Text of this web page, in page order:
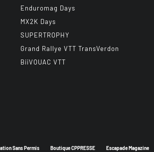
Enduromag Days
MX2K Days
SUPERTROPHY
Grand Rallye VTT TransVerdon
BiiVOUAC VTT
Sans Permis Boutique CPPRESSE Escapade Magazine